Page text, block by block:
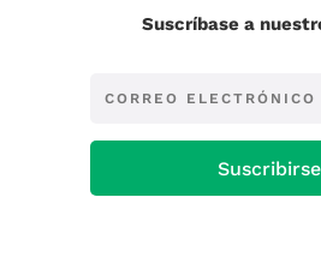
Suscríbase a
Suscribirse